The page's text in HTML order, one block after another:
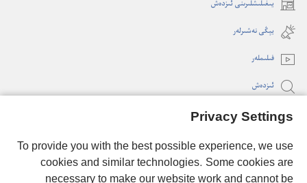
Privacy Settings
To provide you with the best possible experience, we use
cookies and similar technologies. Some cookies are
يىغىلىشلىرىنى ئىزدەش
(opens
new
window)
يېڭى نە‌شىرلە‌ر
فىلىملە‌ر
ئىزدە‌ش
ئىئانىلەر
new
window)كۆزىتىش مۇنارى تور كۈتۈپخانىسى
(opens